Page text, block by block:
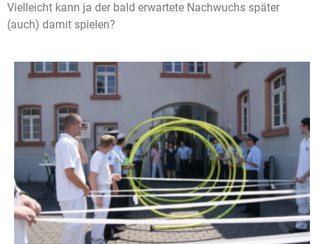
Vielleicht kann ja der bald erwartete Nachwuchs später
(auch) damit spielen?